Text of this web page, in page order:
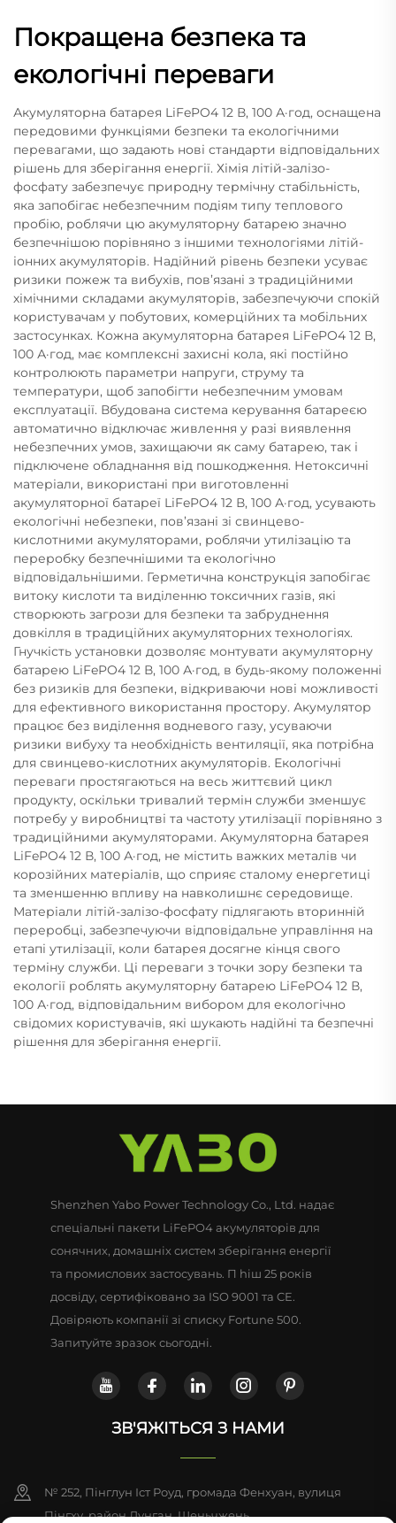
Покращена безпека та
екологічні переваги
Акумуляторна батарея LiFePO4 12 В, 100 А·год, оснащена
передовими функціями безпеки та екологічними
перевагами, що задають нові стандарти відповідальних
рішень для зберігання енергії. Хімія літій-залізо-
фосфату забезпечує природну термічну стабільність,
яка запобігає небезпечним подіям типу теплового
пробію, роблячи цю акумуляторну батарею значно
безпечнішою порівняно з іншими технологіями літій-
іонних акумуляторів. Надійний рівень безпеки усуває
ризики пожеж та вибухів, пов’язані з традиційними
хімічними складами акумуляторів, забезпечуючи спокій
користувачам у побутових, комерційних та мобільних
застосунках. Кожна акумуляторна батарея LiFePO4 12 В,
100 А·год, має комплексні захисні кола, які постійно
контролюють параметри напруги, струму та
температури, щоб запобігти небезпечним умовам
експлуатації. Вбудована система керування батареєю
автоматично відключає живлення у разі виявлення
небезпечних умов, захищаючи як саму батарею, так і
підключене обладнання від пошкодження. Нетоксичні
матеріали, використані при виготовленні
акумуляторної батареї LiFePO4 12 В, 100 А·год, усувають
екологічні небезпеки, пов’язані зі свинцево-
кислотними акумуляторами, роблячи утилізацію та
переробку безпечнішими та екологічно
відповідальнішими. Герметична конструкція запобігає
витоку кислоти та виділенню токсичних газів, які
створюють загрози для безпеки та забруднення
довкілля в традиційних акумуляторних технологіях.
Гнучкість установки дозволяє монтувати акумуляторну
батарею LiFePO4 12 В, 100 А·год, в будь-якому положенні
без ризиків для безпеки, відкриваючи нові можливості
для ефективного використання простору. Акумулятор
працює без виділення водневого газу, усуваючи
ризики вибуху та необхідність вентиляції, яка потрібна
для свинцево-кислотних акумуляторів. Екологічні
переваги простягаються на весь життєвий цикл
продукту, оскільки тривалий термін служби зменшує
потребу у виробництві та частоту утилізації порівняно з
традиційними акумуляторами. Акумуляторна батарея
LiFePO4 12 В, 100 А·год, не містить важких металів чи
корозійних матеріалів, що сприяє сталому енергетиці
та зменшенню впливу на навколишнє середовище.
Матеріали літій-залізо-фосфату підлягають вторинній
переробці, забезпечуючи відповідальне управління на
етапі утилізації, коли батарея досягне кінця свого
терміну служби. Ці переваги з точки зору безпеки та
екології роблять акумуляторну батарею LiFePO4 12 В,
100 А·год, відповідальним вибором для екологічно
свідомих користувачів, які шукають надійні та безпечні
рішення для зберігання енергії.
Shenzhen Yabo Power Technology Co., Ltd. надає
спеціальні пакети LiFePO4 акумуляторів для
сонячних, домашніх систем зберігання енергії
та промислових застосувань. П hiш 25 років
досвіду, сертифіковано за ISO 9001 та CE.
Довіряють компанії зі списку Fortune 500.
Запитуйте зразок сьогодні.
ЗВ'ЯЖІТЬСЯ З НАМИ
№ 252, Пінглун Іст Роуд, громада Фенхуан, вулиця
Пінгху, район Лунган, Шеньчжень